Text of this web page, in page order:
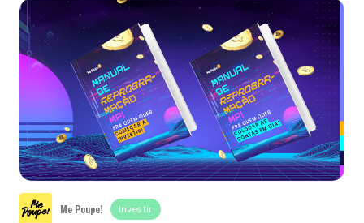
Me Poupe! Investir